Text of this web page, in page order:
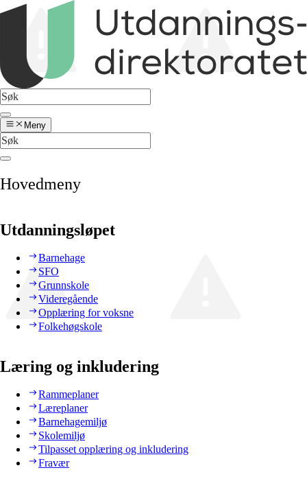
Meny
Hovedmeny
Utdanningsløpet
Barnehage
SFO
Grunnskole
Videregående
Opplæring for voksne
Folkehøgskole
Læring og inkludering
Rammeplaner
Læreplaner
Barnehagemiljø
Skolemiljø
Tilpasset opplæring og inkludering
Fravær